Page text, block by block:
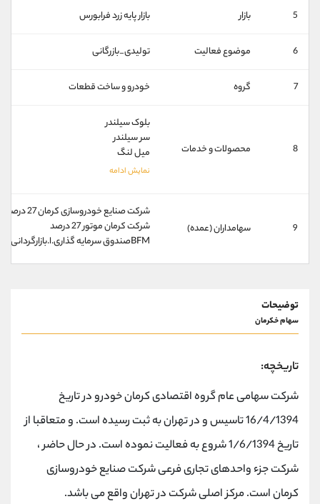
5 بازار بازار پايه زرد فرابورس
6 موضوع فعالیت تولیدی_بازرگانی
7 گروه خودرو و ساخت قطعات
8 محصولات و خدمات
بلوک سیلندر
سر سیلندر
میل لنگ
9 سهامداران (عمده)
شركت صنايع خودروسازی كرمان 27 درصد
شركت كرمان موتور 27 درصد
BFMصندوق سرمايه گذاری.ا.بازارگردانی معيار 2 درصد
توضیحات
سهام خکرمان
تاریخچه:
شرکت سهامی عام گروه اقتصادی کرمان خودرو در تاریخ
16/4/1394 تاسیس و در تهران به ثبت رسیده است. و متعاقبا از
تاریخ 1/6/1394 شروع به فعالیت نموده است. در حال حاضر ،
شرکت جزء واحدهای تجاری فرعی شرکت صنایع خودروسازی
کرمان است. مرکز اصلی شرکت در تهران واقع می باشد.